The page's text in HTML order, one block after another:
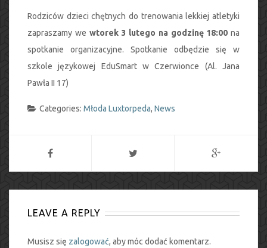
Rodziców dzieci chętnych do trenowania lekkiej atletyki
zapraszamy we wtorek 3 lutego na godzinę 18:00 na
spotkanie organizacyjne. Spotkanie odbędzie się w
szkole językowej EduSmart w Czerwionce (Al. Jana
Pawła II 17)
Categories: Młoda Luxtorpeda, News
LEAVE A REPLY
Musisz się zalogować, aby móc dodać komentarz.